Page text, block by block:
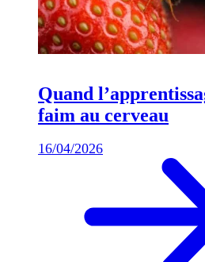
Quand
faim au cerveau
16/04/2026